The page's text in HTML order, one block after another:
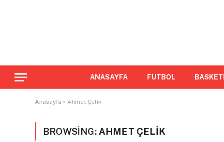
ANASAYFA FUTBOL
Anasayfa » Ahmet Çelik
BROWSING: AHMET ÇELIK